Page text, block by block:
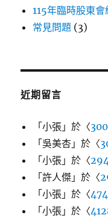
115年臨時股東會
常見問題 (3)
近期留言
「小張 」於〈
「吳美杏 」於〈
「小張 」於〈
「許人傑 」於〈
「小張 」於〈
「小張 」於〈